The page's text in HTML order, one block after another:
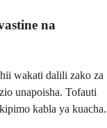
na
wakati dalili zako za
unapoisha. Tofauti
kabla ya kuacha.